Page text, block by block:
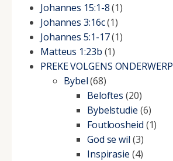
Johannes 15:1-8(1)
Johannes 3:16c(1)
Johannes 5:1-17(1)
Matteus 1:23b (1)
PREKE VOLGENS ONDERWERP
Bybel(68)
Beloftes (20)
Bybelstudie (6)
Foutloosheid (1)
God se wil (3)
Inspirasie (4)